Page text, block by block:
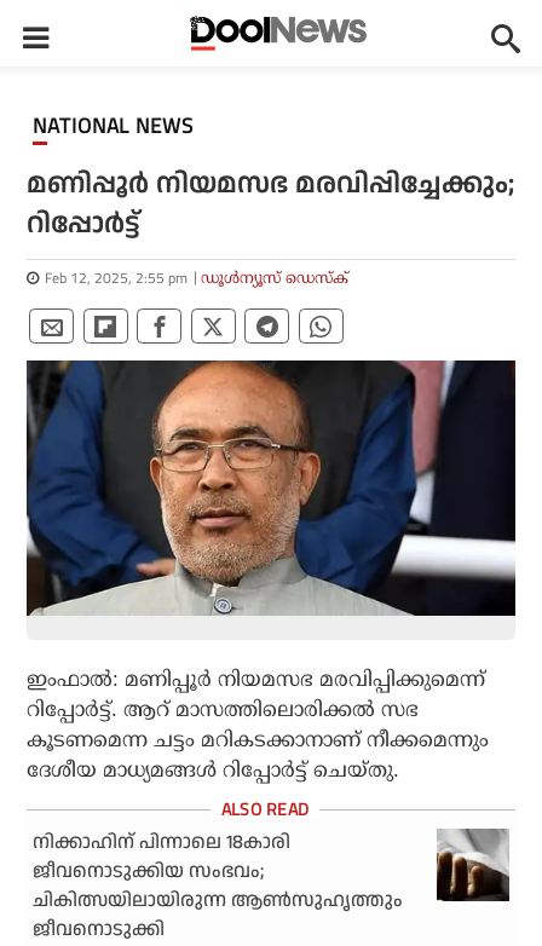
NATIONAL NEWS
മണിപ്പൂര്‍ നിയമസഭ മരവിപ്പിച്ചേക്കും;
റിപ്പോര്‍ട്ട്
Feb 12, 2025, 2:55 pm ഡൂള്‍ന്യൂസ് ഡെസ്‌ക്
ഇംഫാല്‍: മണിപ്പൂര്‍ നിയമസഭ മരവിപ്പിക്കുമെന്ന്
റിപ്പോര്‍ട്ട്. ആറ് മാസത്തിലൊരിക്കല്‍ സഭ
കൂടണമെന്ന ചട്ടം മറികടക്കാനാണ് നീക്കമെന്നും
ദേശീയ മാധ്യമങ്ങള്‍ റിപ്പോര്‍ട്ട് ചെയ്തു.
നിക്കാഹിന് പിന്നാലെ 18കാരി
ജീവനൊടുക്കിയ സംഭവം;
ചികിത്സയിലായിരുന്ന ആൺസുഹൃത്തും
ജീവനൊടുക്കി